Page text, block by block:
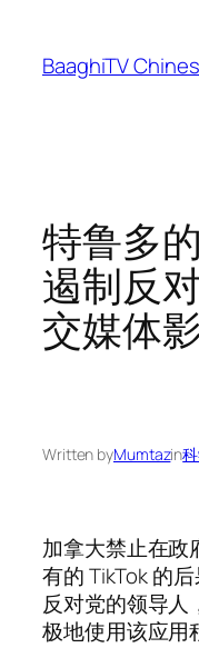
content
BaaghiTV
特鲁多
遏制反
交媒体
Written byMumtazin
加拿大禁止在政
有的 TikTok 的
反对党的领导人
极地使用该应用